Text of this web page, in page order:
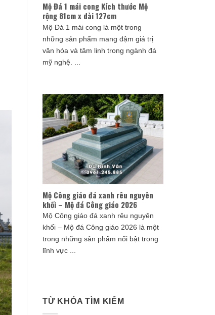
Mộ Đá 1 mái cong Kích thước Mộ
rộng 81cm x dài 127cm
Mộ Đá 1 mái cong là một trong
những sản phẩm mang đậm giá trị
văn hóa và tâm linh trong ngành đá
mỹ nghệ. ...
Mộ Công giáo đá xanh rêu nguyên
khối – Mộ đá Công giáo 2026
Mộ Công giáo đá xanh rêu nguyên
khối – Mộ đá Công giáo 2026 là một
trong những sản phẩm nổi bật trong
lĩnh vực ...
TỪ KHÓA TÌM KIẾM